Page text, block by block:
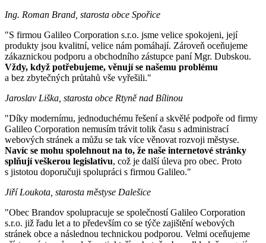
Ing. Roman Brand, starosta obce Spořice
"S firmou Galileo Corporation s.r.o. jsme velice spokojeni, její
produkty jsou kvalitní, velice nám pomáhají. Zároveň oceňujeme
zákaznickou podporu a obchodního zástupce paní Mgr. Dubskou.
Vždy, když potřebujeme, věnují se našemu problému
a bez zbytečných průtahů vše vyřešili."
Jaroslav Liška, starosta obce Rtyně nad Bílinou
"Díky modernímu, jednoduchému řešení a skvělé podpoře od firmy
Galileo Corporation nemusím trávit tolik času s administrací
webových stránek a můžu se tak více věnovat rozvoji městyse.
Navíc se mohu spolehnout na to, že naše internetové stránky
splňují veškerou legislativu, což je další úleva pro obec. Proto
s jistotou doporučuji spolupráci s firmou Galileo."
Jiří Loukota, starosta městyse Dalešice
"Obec Brandov spolupracuje se společností Galileo Corporation
s.r.o. již řadu let a to především co se týče zajištění webových
stránek obce a následnou technickou podporou. Velmi oceňujeme